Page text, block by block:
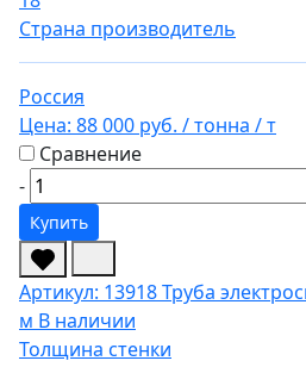
Страна производитель
Россия
Цена: 88 000 руб. / тонна / т
Сравнение
-
Купить
Артикул: 13918Труба
м В наличии
Толщина стенки